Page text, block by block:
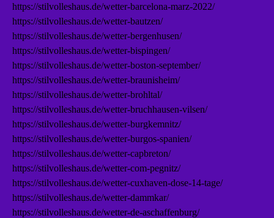
https://stilvolleshaus.de/wetter-barcelona-marz-2022/
https://stilvolleshaus.de/wetter-bautzen/
https://stilvolleshaus.de/wetter-bergenhusen/
https://stilvolleshaus.de/wetter-bispingen/
https://stilvolleshaus.de/wetter-boston-september/
https://stilvolleshaus.de/wetter-braunisheim/
https://stilvolleshaus.de/wetter-brohltal/
https://stilvolleshaus.de/wetter-bruchhausen-vilsen/
https://stilvolleshaus.de/wetter-burgkemnitz/
https://stilvolleshaus.de/wetter-burgos-spanien/
https://stilvolleshaus.de/wetter-capbreton/
https://stilvolleshaus.de/wetter-com-pegnitz/
https://stilvolleshaus.de/wetter-cuxhaven-dose-14-tage/
https://stilvolleshaus.de/wetter-dammkar/
https://stilvolleshaus.de/wetter-de-aschaffenburg/